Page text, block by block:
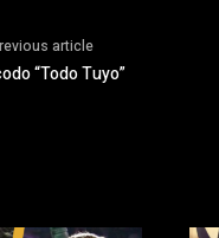
article
“Todo Tuyo”